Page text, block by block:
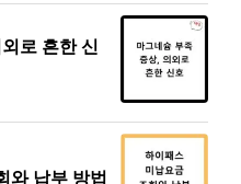
로 흔한 신
와 납부 방법